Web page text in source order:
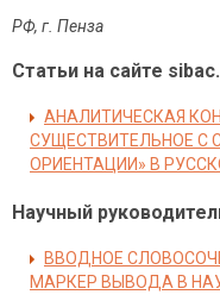
РФ, г. Пенза
Статьи на сайте
АНАЛИТИЧЕСКАЯ
СУЩЕСТВИТЕЛЬНОЕ С
ОРИЕНТАЦИИ» В
Научный
ВВОДНОЕ
МАРКЕР ВЫВОДА В